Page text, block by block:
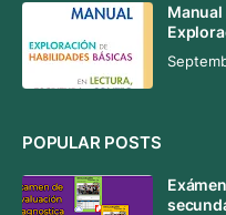
Manual
POPULAR POSTS